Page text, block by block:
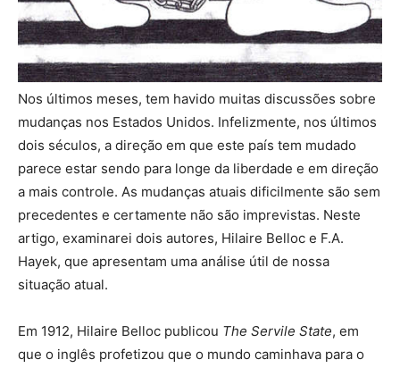
Nos últimos meses, tem havido muitas discussões sobre
mudanças nos Estados Unidos. Infelizmente, nos últimos
dois séculos, a direção em que este país tem mudado
parece estar sendo para longe da liberdade e em direção
a mais controle. As mudanças atuais dificilmente são sem
precedentes e certamente não são imprevistas. Neste
artigo, examinarei dois autores, Hilaire Belloc e F.A.
Hayek, que apresentam uma análise útil de nossa
situação atual.
Em 1912, Hilaire Belloc publicou The Servile State, em
que o inglês profetizou que o mundo caminhava para o